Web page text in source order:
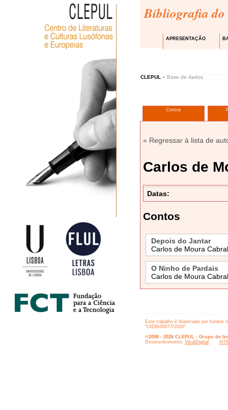
Bibliografia do
APRESENTAÇÃO
CLEPUL » Base de dados
Contos
« Regressar à lista de
Carlos de
Datas:
Contos
Depois do Jantar
Carlos de Moura Cabral
O Ninho de Pardais
Carlos de Moura Cabral
Este trabalho é financiado por fundos
“UIDB/00077/2020”
©2008 - 2026 CLEPUL - Grupo de
Desenvolvimento: VitralDigital